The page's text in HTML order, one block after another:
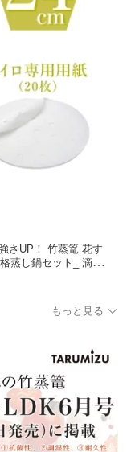
さUP！ 竹蒸篭 花す
蒸し鍋セット_ 滴水
蒸篭 蒸籠 セイロ ギ
ーポン
もっと見る